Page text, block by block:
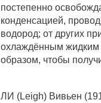
постепенно
конденсацией,
водород; от других
охлаждённым жидким
образом, чтобы
ЛИ (Leigh) Вивьен